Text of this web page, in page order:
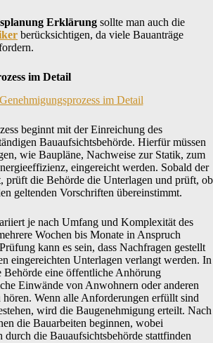
Erklärung sollte man auch die
berücksichtigen, da viele Bauanträge
im Detail
beginnt mit der Einreichung des
Bauaufsichtsbehörde. Hierfür müssen
wie Baupläne, Nachweise zur Statik, zum
eingereicht werden. Sobald der
prüft die Behörde die Unterlagen und prüft, ob
geltenden Vorschriften übereinstimmt.
je nach Umfang und Komplexität des
Wochen bis Monate in Anspruch
kann es sein, dass Nachfragen gestellt
eingereichten Unterlagen verlangt werden. In
Behörde eine öffentliche Anhörung
Einwände von Anwohnern oder anderen
hören. Wenn alle Anforderungen erfüllt sind
wird die Baugenehmigung erteilt. Nach
die Bauarbeiten beginnen, wobei
die Bauaufsichtsbehörde stattfinden